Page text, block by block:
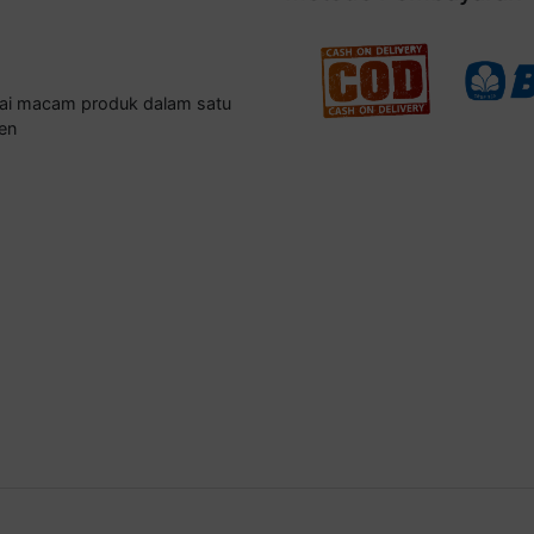
macam produk dalam satu